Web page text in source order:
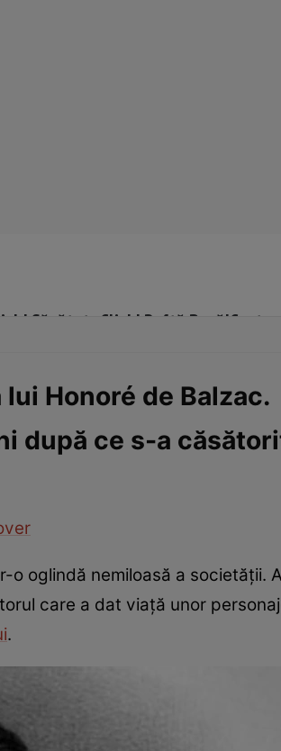
Sănătate Click! Poftă Bună!
Honoré de Balzac.
după ce s-a
oglindă nemiloasă a societății.
care a dat viață unor
.